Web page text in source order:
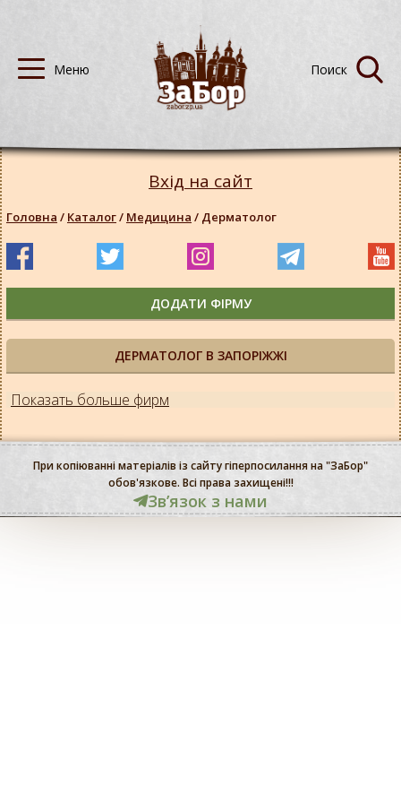
ДЕРМАТОЛОГ В ЗАПОРІЖЖІ
Показать больше фирм
Вхід на сайт
Головна / Каталог/ Медицина / Дерматолог
ДОДАТИ ФІРМУ
При копіюванні матеріалів із сайту гіперпосилання на "ЗаБор"
обов'язкове. Всі права захищені!!!
Звʼязок з нами